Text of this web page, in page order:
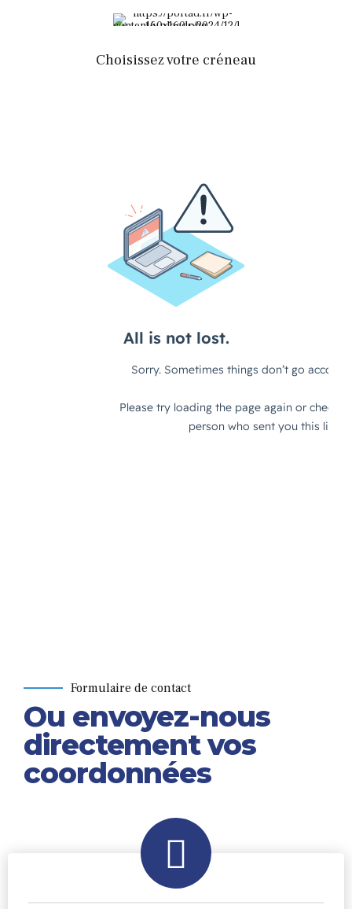
Choisissez votre créneau
Formulaire de contact
Ou envoyez-nous
directement vos
coordonnées